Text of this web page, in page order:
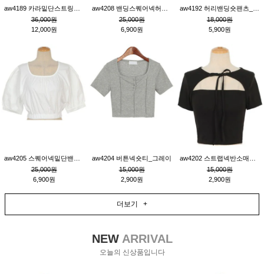
36,000원
12,000원
25,000원
6,900원
18,000원
5,900원
25,000원
6,900원
aw4204 버튼넥숏티_그레이
15,000원
2,900원
15,000원
2,900원
더보기 +
NEWARRIVAL
오늘의 신상품입니다